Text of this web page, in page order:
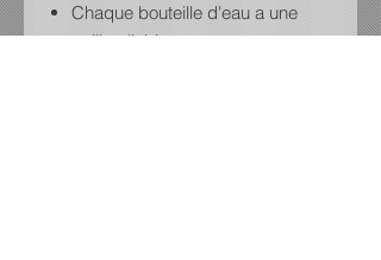
Chaque bouteille d'eau a une
paille pliable pour une